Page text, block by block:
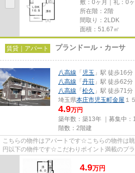
敷：0ヶ月｜礼：0ヶ
所在階：2階
間取り：2LDK
面積：51.67㎡
賃貸｜アパート プランドール・カーサ
八高線 「 児玉 」駅 徒歩16分
八高線 「 丹荘 」駅 徒歩62分
八高線 「 松久 」駅 徒歩71分
埼玉県本庄市児玉町金屋 １
4.9万円
築年数：築13年 ｜募集中：
階数：2階建
こちらの物件はアパートです☆こちらの物件は
円以下の物件です☆こだわりポイント満載のプ
4.9万円